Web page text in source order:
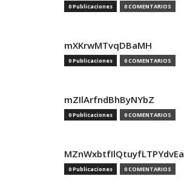
0 Publicaciones 0 COMENTARIOS
mXKrwMTvqDBaMH
0 Publicaciones 0 COMENTARIOS
mZIlArfndBhByNYbZ
0 Publicaciones 0 COMENTARIOS
MZnWxbtfIlQtuyfLTPYdvEa
0 Publicaciones 0 COMENTARIOS